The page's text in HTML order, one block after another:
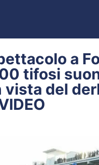
a
tifosi
vista del